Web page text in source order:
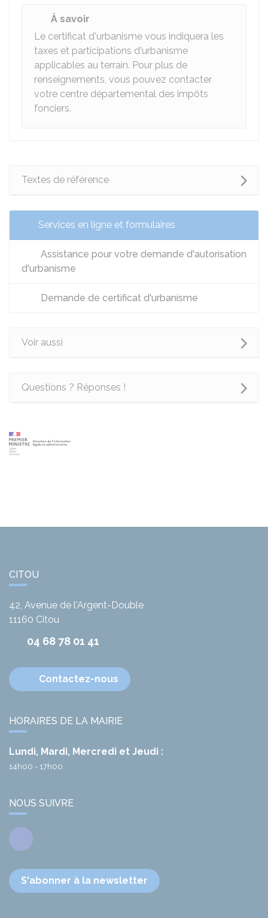
À savoir
Le certificat d'urbanisme vous indiquera les
taxes et participations d'urbanisme
applicables au terrain. Pour plus de
renseignements, vous pouvez contacter
votre centre départemental des impôts
fonciers.
Textes de référence
Services en ligne et formulaires
Assistance pour votre demande d'autorisation
d'urbanisme
Demande de certificat d'urbanisme
Voir aussi
Questions ? Réponses !
CITOU
42, Avenue de l'Argent-Double
11160 Citou
04 68 78 01 41
Contactez-nous
HORAIRES DE LA MAIRIE
Lundi, Mardi, Mercredi et Jeudi :
14h00 - 17h00
NOUS SUIVRE
Facebook
S'abonner à la newsletter